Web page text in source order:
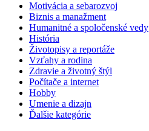
Motivácia a sebarozvoj
Biznis a manažment
Humanitné a spoločenské vedy
História
Životopisy a reportáže
Vzťahy a rodina
Zdravie a životný štýl
Počítače a internet
Hobby
Umenie a dizajn
Ďalšie kategórie